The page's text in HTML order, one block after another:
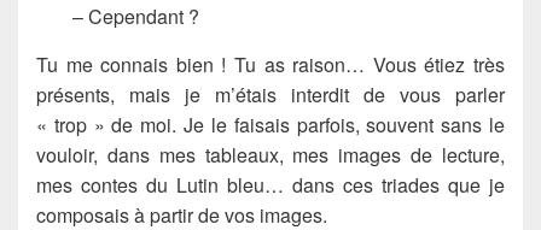
– Cependant ?
Tu me connais bien ! Tu as raison… Vous étiez très
présents, mais je m’étais interdit de vous parler
« trop » de moi. Je le faisais parfois, souvent sans le
vouloir, dans mes tableaux, mes images de lecture,
mes contes du Lutin bleu… dans ces triades que je
composais à partir de vos images.